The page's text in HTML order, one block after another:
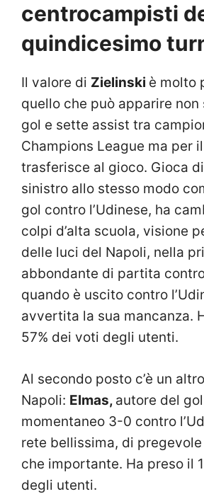
centrocampisti
quindicesimo
Il valore di Zielinski è molto
quello che può apparire non
gol e sette assist tra
Champions League ma per
trasferisce al gioco. Gioca
sinistro allo stesso modo
gol contro l’Udinese, ha
colpi d’alta scuola, visione
delle luci del Napoli, nella
abbondante di partita contro
quando è uscito contro
avvertita la sua mancanza.
57% dei voti degli utenti.
Al secondo posto c’è un
Napoli: Elmas, autore del
momentaneo 3-0 contro
rete bellissima, di
che importante. Ha preso il
degli utenti.